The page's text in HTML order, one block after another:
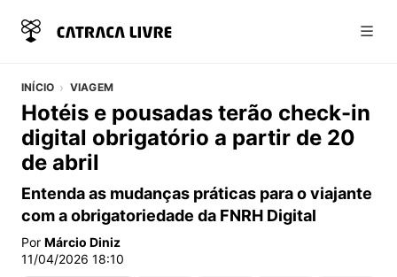
INÍCIO VIAGEM
Hotéis e pousadas terão check-in
digital obrigatório a partir de 20
de abril
Entenda as mudanças práticas para o viajante
com a obrigatoriedade da FNRH Digital
Por Márcio Diniz
11/04/2026 18:10